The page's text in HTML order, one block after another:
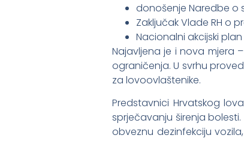
donošenje Naredbe o
Zaključak Vlade RH o
Nacionalni akcijski
Najavljena je i nova mjera
ograničenja. U svrhu
za lovoovlaštenike.
Predstavnici Hrvatskog
sprječavanju širenja
obveznu dezinfekciju